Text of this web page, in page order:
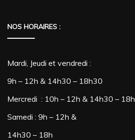
NOS HORAIRES :
Mardi, Jeudi et vendredi :
9h – 12h & 14h30 – 18h30
Mercredi : 10h – 12h & 14h30 – 18h
Samedi : 9h – 12h &
14h30 – 18h